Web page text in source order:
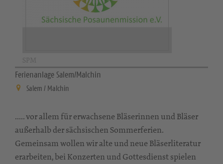
Ferienanlage Salem/Malchin
Salem / Malchin
..... vor allem für erwachsene Bläserinnen und Bläser
außerhalb der sächsischen Sommerferien.
Gemeinsam wollen wir alte und neue Bläserliteratur
erarbeiten, bei Konzerten und Gottesdienst spielen